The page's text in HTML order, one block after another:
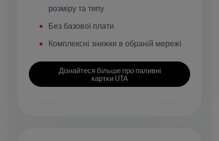
розміру та типу
Без базової плати
Комплексні знижки в обраній мережі
Дізнайтеся більше про паливні
картки UTA